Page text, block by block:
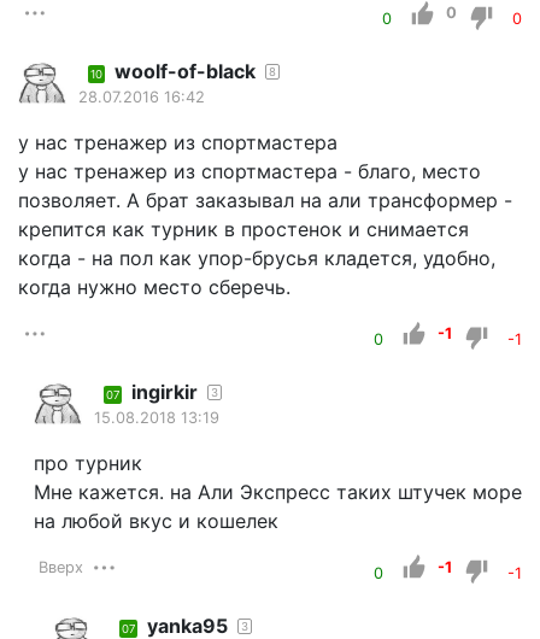
0 0 0
10 woolf-of-black 8
28.07.2016 16:42
у нас тренажер из спортмастера
у нас тренажер из спортмастера - благо, место
позволяет. А брат заказывал на али трансформер -
крепится как турник в простенок и снимается
когда - на пол как упор-брусья кладется, удобно,
когда нужно место сберечь.
0 -1 -1
07 ingirkir 3
15.08.2018 13:19
про турник
Мне кажется. на Али Экспресс таких штучек море
на любой вкус и кошелек
Вверх 0 -1 -1
07 yanka95 3